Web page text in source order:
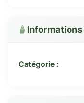
Catégorie :